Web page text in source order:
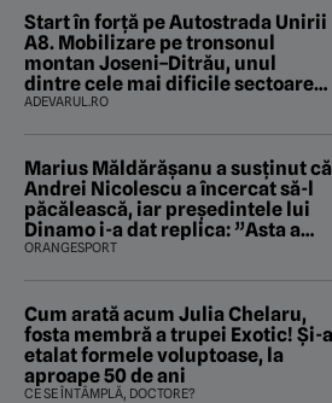
Start în forță pe Autostrada Unirii
A8. Mobilizare pe tronsonul
montan Joseni–Ditrău, unul
dintre cele mai dificile sectoare
care traversează Carpații
ADEVARUL.RO
Marius Măldărăşanu a susţinut că
Andrei Nicolescu a încercat să-l
păcălească, iar preşedintele lui
Dinamo i-a dat replica: ”Asta a
fost istoria”
ORANGESPORT
Cum arată acum Julia Chelaru,
fosta membră a trupei Exotic! Și-a
etalat formele voluptoase, la
aproape 50 de ani
CE SE ÎNTÂMPLĂ, DOCTORE?